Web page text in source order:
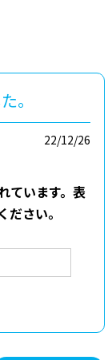
。
22/12/26
ています。表
さい。